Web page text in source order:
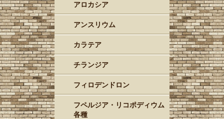
アロカシア
アンスリウム
カラテア
チランジア
フィロデンドロン
フペルジア・リコポディウム
各種